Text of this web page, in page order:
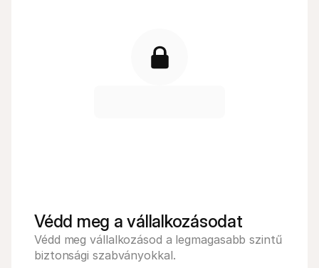
Védd meg a vállalkozásodat
Védd meg vállalkozásod a legmagasabb szintű
biztonsági szabványokkal.